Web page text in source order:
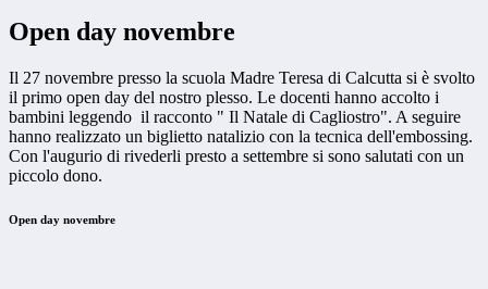
Open day novembre
Il 27 novembre presso la scuola Madre Teresa di Calcutta si è svolto
il primo open day del nostro plesso. Le docenti hanno accolto i
bambini leggendo il racconto " Il Natale di Cagliostro". A seguire
hanno realizzato un biglietto natalizio con la tecnica dell'embossing.
Con l'augurio di rivederli presto a settembre si sono salutati con un
piccolo dono.
Open day novembre